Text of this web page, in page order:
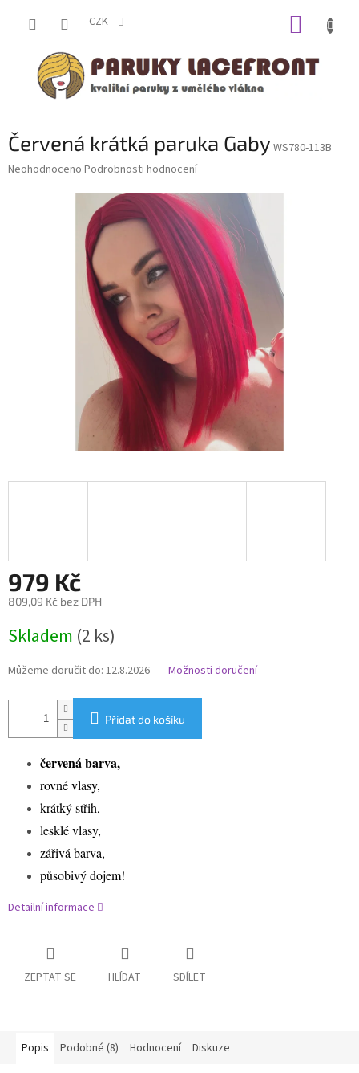
CZK
Červená krátká paruka Gaby WS780-113B
Průměrné
Neohodnoceno Podrobnosti hodnocení
979 Kč
809,09 Kč bez DPH
cena:
Skladem (2 ks)
Můžeme doručit do: 12.8.2026 Možnosti doručení
Přidat do košíku
červená barva,
rovné vlasy,
krátký střih,
lesklé vlasy,
zářivá barva,
působivý dojem!
Detailní informace
ZEPTAT SE HLÍDAT SDÍLET
Popis Podobné (8) Hodnocení Diskuze